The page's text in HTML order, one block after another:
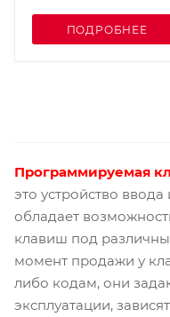
ПОДРОБНЕЕ
Программируемая
это устройство
обладает
клавиш под
момент продажи у
либо кодам, они
эксплуатации,